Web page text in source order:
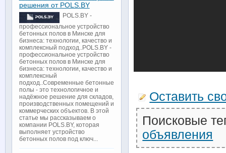
Оставить
Поисковые
объявления
решения от POLS.BY
POLS.BY -
профессиональное устройство
бетонных полов в Минске для
бизнеса: технологии, качество и
комплексный подход..POLS.BY -
профессиональное устройство
бетонных полов в Минске для
бизнеса: технологии, качество и
комплексный
подход..Современные бетонные
полы - это технологичное и
надёжное решение для складов,
производственных помещений и
коммерческих объектов. В этой
статье мы рассказываем о
компании POLS.BY, которая
выполняет устройство
бетонных полов под ключ...